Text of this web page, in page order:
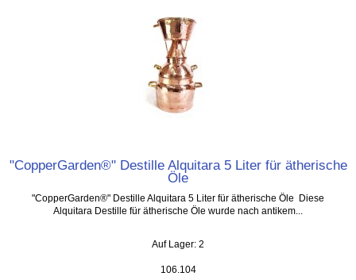
"CopperGarden®" Destille Alquitara 5 Liter für ätherische
Öle
"CopperGarden®" Destille Alquitara 5 Liter für ätherische Öle Diese
Alquitara Destille für ätherische Öle wurde nach antikem...
Auf Lager: 2
106.104